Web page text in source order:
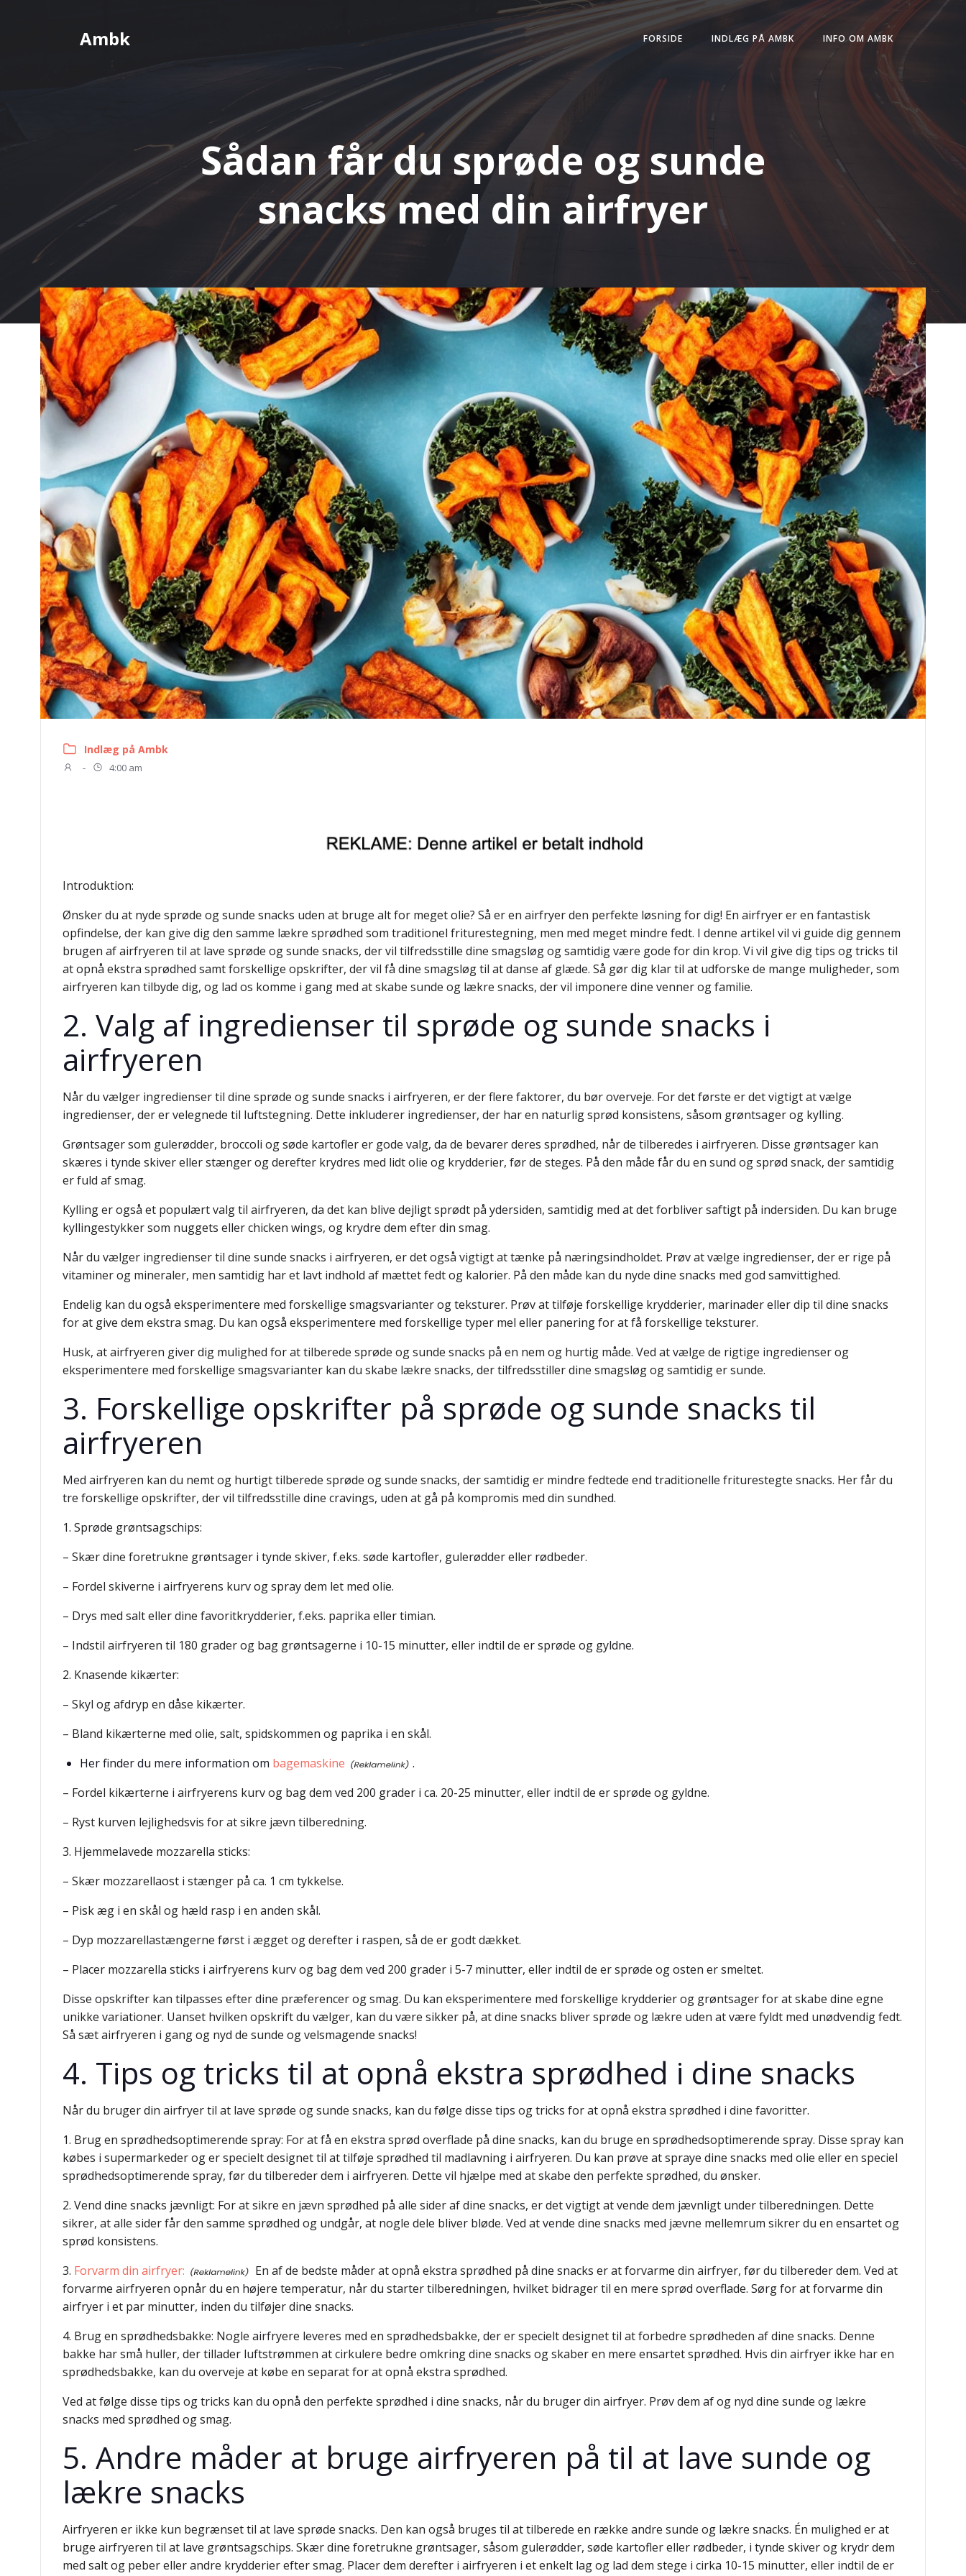
Ambk FORSIDE INDLÆG PÅ AMBK INFO OM AMBK
Sådan får du sprøde og sunde
snacks med din airfryer
Indlæg på Ambk
- 4:00 am
Introduktion:
Ønsker du at nyde sprøde og sunde snacks uden at bruge alt for meget olie? Så er en airfryer den perfekte løsning for dig! En airfryer er en fantastisk
opfindelse, der kan give dig den samme lækre sprødhed som traditionel friturestegning, men med meget mindre fedt. I denne artikel vil vi guide dig gennem
brugen af airfryeren til at lave sprøde og sunde snacks, der vil tilfredsstille dine smagsløg og samtidig være gode for din krop. Vi vil give dig tips og tricks til
at opnå ekstra sprødhed samt forskellige opskrifter, der vil få dine smagsløg til at danse af glæde. Så gør dig klar til at udforske de mange muligheder, som
airfryeren kan tilbyde dig, og lad os komme i gang med at skabe sunde og lækre snacks, der vil imponere dine venner og familie.
2. Valg af ingredienser til sprøde og sunde snacks i
airfryeren
Når du vælger ingredienser til dine sprøde og sunde snacks i airfryeren, er der flere faktorer, du bør overveje. For det første er det vigtigt at vælge
ingredienser, der er velegnede til luftstegning. Dette inkluderer ingredienser, der har en naturlig sprød konsistens, såsom grøntsager og kylling.
Grøntsager som gulerødder, broccoli og søde kartofler er gode valg, da de bevarer deres sprødhed, når de tilberedes i airfryeren. Disse grøntsager kan
skæres i tynde skiver eller stænger og derefter krydres med lidt olie og krydderier, før de steges. På den måde får du en sund og sprød snack, der samtidig
er fuld af smag.
Kylling er også et populært valg til airfryeren, da det kan blive dejligt sprødt på ydersiden, samtidig med at det forbliver saftigt på indersiden. Du kan bruge
kyllingestykker som nuggets eller chicken wings, og krydre dem efter din smag.
Når du vælger ingredienser til dine sunde snacks i airfryeren, er det også vigtigt at tænke på næringsindholdet. Prøv at vælge ingredienser, der er rige på
vitaminer og mineraler, men samtidig har et lavt indhold af mættet fedt og kalorier. På den måde kan du nyde dine snacks med god samvittighed.
Endelig kan du også eksperimentere med forskellige smagsvarianter og teksturer. Prøv at tilføje forskellige krydderier, marinader eller dip til dine snacks
for at give dem ekstra smag. Du kan også eksperimentere med forskellige typer mel eller panering for at få forskellige teksturer.
Husk, at airfryeren giver dig mulighed for at tilberede sprøde og sunde snacks på en nem og hurtig måde. Ved at vælge de rigtige ingredienser og
eksperimentere med forskellige smagsvarianter kan du skabe lækre snacks, der tilfredsstiller dine smagsløg og samtidig er sunde.
3. Forskellige opskrifter på sprøde og sunde snacks til
airfryeren
Med airfryeren kan du nemt og hurtigt tilberede sprøde og sunde snacks, der samtidig er mindre fedtede end traditionelle friturestegte snacks. Her får du
tre forskellige opskrifter, der vil tilfredsstille dine cravings, uden at gå på kompromis med din sundhed.
1. Sprøde grøntsagschips:
– Skær dine foretrukne grøntsager i tynde skiver, f.eks. søde kartofler, gulerødder eller rødbeder.
– Fordel skiverne i airfryerens kurv og spray dem let med olie.
– Drys med salt eller dine favoritkrydderier, f.eks. paprika eller timian.
– Indstil airfryeren til 180 grader og bag grøntsagerne i 10-15 minutter, eller indtil de er sprøde og gyldne.
2. Knasende kikærter:
– Skyl og afdryp en dåse kikærter.
– Bland kikærterne med olie, salt, spidskommen og paprika i en skål.
Her finder du mere information om bagemaskine
.
– Fordel kikærterne i airfryerens kurv og bag dem ved 200 grader i ca. 20-25 minutter, eller indtil de er sprøde og gyldne.
– Ryst kurven lejlighedsvis for at sikre jævn tilberedning.
3. Hjemmelavede mozzarella sticks:
– Skær mozzarellaost i stænger på ca. 1 cm tykkelse.
– Pisk æg i en skål og hæld rasp i en anden skål.
– Dyp mozzarellastængerne først i ægget og derefter i raspen, så de er godt dækket.
– Placer mozzarella sticks i airfryerens kurv og bag dem ved 200 grader i 5-7 minutter, eller indtil de er sprøde og osten er smeltet.
Disse opskrifter kan tilpasses efter dine præferencer og smag. Du kan eksperimentere med forskellige krydderier og grøntsager for at skabe dine egne
unikke variationer. Uanset hvilken opskrift du vælger, kan du være sikker på, at dine snacks bliver sprøde og lækre uden at være fyldt med unødvendig fedt.
Så sæt airfryeren i gang og nyd de sunde og velsmagende snacks!
4. Tips og tricks til at opnå ekstra sprødhed i dine snacks
Når du bruger din airfryer til at lave sprøde og sunde snacks, kan du følge disse tips og tricks for at opnå ekstra sprødhed i dine favoritter.
1. Brug en sprødhedsoptimerende spray: For at få en ekstra sprød overflade på dine snacks, kan du bruge en sprødhedsoptimerende spray. Disse spray kan
købes i supermarkeder og er specielt designet til at tilføje sprødhed til madlavning i airfryeren. Du kan prøve at spraye dine snacks med olie eller en speciel
sprødhedsoptimerende spray, før du tilbereder dem i airfryeren. Dette vil hjælpe med at skabe den perfekte sprødhed, du ønsker.
2. Vend dine snacks jævnligt: For at sikre en jævn sprødhed på alle sider af dine snacks, er det vigtigt at vende dem jævnligt under tilberedningen. Dette
sikrer, at alle sider får den samme sprødhed og undgår, at nogle dele bliver bløde. Ved at vende dine snacks med jævne mellemrum sikrer du en ensartet og
sprød konsistens.
3. Forvarm din airfryer:
En af de bedste måder at opnå ekstra sprødhed på dine snacks er at forvarme din airfryer, før du tilbereder dem. Ved at
forvarme airfryeren opnår du en højere temperatur, når du starter tilberedningen, hvilket bidrager til en mere sprød overflade. Sørg for at forvarme din
airfryer i et par minutter, inden du tilføjer dine snacks.
4. Brug en sprødhedsbakke: Nogle airfryere leveres med en sprødhedsbakke, der er specielt designet til at forbedre sprødheden af dine snacks. Denne
bakke har små huller, der tillader luftstrømmen at cirkulere bedre omkring dine snacks og skaber en mere ensartet sprødhed. Hvis din airfryer ikke har en
sprødhedsbakke, kan du overveje at købe en separat for at opnå ekstra sprødhed.
Ved at følge disse tips og tricks kan du opnå den perfekte sprødhed i dine snacks, når du bruger din airfryer. Prøv dem af og nyd dine sunde og lækre
snacks med sprødhed og smag.
5. Andre måder at bruge airfryeren på til at lave sunde og
lækre snacks
Airfryeren er ikke kun begrænset til at lave sprøde snacks. Den kan også bruges til at tilberede en række andre sunde og lækre snacks. Én mulighed er at
bruge airfryeren til at lave grøntsagschips. Skær dine foretrukne grøntsager, såsom gulerødder, søde kartofler eller rødbeder, i tynde skiver og krydr dem
med salt og peber eller andre krydderier efter smag. Placer dem derefter i airfryeren i et enkelt lag og lad dem stege i cirka 10-15 minutter, eller indtil de er